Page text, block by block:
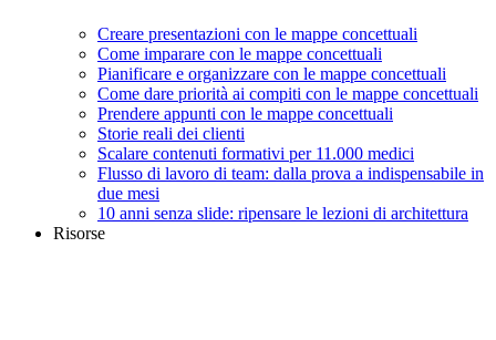
Creare presentazioni con le mappe concettuali
Come imparare con le mappe concettuali
Pianificare e organizzare con le mappe concettuali
Come dare priorità ai compiti con le mappe concettuali
Prendere appunti con le mappe concettuali
Storie reali dei clienti
Scalare contenuti formativi per 11.000 medici
Flusso di lavoro di team: dalla prova a indispensabile in
due mesi
10 anni senza slide: ripensare le lezioni di architettura
Risorse